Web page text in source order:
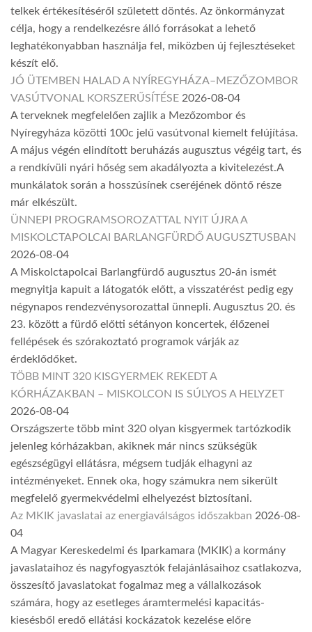
telkek értékesítéséről született döntés. Az önkormányzat
célja, hogy a rendelkezésre álló forrásokat a lehető
leghatékonyabban használja fel, miközben új fejlesztéseket
készít elő.
JÓ ÜTEMBEN HALAD A NYÍREGYHÁZA–MEZŐZOMBOR
VASÚTVONAL KORSZERŰSÍTÉSE 2026-08-04
A terveknek megfelelően zajlik a Mezőzombor és
Nyíregyháza közötti 100c jelű vasútvonal kiemelt felújítása.
A május végén elindított beruházás augusztus végéig tart, és
a rendkívüli nyári hőség sem akadályozta a kivitelezést.A
munkálatok során a hosszúsínek cseréjének döntő része
már elkészült.
ÜNNEPI PROGRAMSOROZATTAL NYIT ÚJRA A
MISKOLCTAPOLCAI BARLANGFÜRDŐ AUGUSZTUSBAN
2026-08-04
A Miskolctapolcai Barlangfürdő augusztus 20-án ismét
megnyitja kapuit a látogatók előtt, a visszatérést pedig egy
négynapos rendezvénysorozattal ünnepli. Augusztus 20. és
23. között a fürdő előtti sétányon koncertek, élőzenei
fellépések és szórakoztató programok várják az
érdeklődőket.
TÖBB MINT 320 KISGYERMEK REKEDT A
KÓRHÁZAKBAN – MISKOLCON IS SÚLYOS A HELYZET
2026-08-04
Országszerte több mint 320 olyan kisgyermek tartózkodik
jelenleg kórházakban, akiknek már nincs szükségük
egészségügyi ellátásra, mégsem tudják elhagyni az
intézményeket. Ennek oka, hogy számukra nem sikerült
megfelelő gyermekvédelmi elhelyezést biztosítani.
Az MKIK javaslatai az energiaválságos időszakban 2026-08-
04
A Magyar Kereskedelmi és Iparkamara (MKIK) a kormány
javaslataihoz és nagyfogyasztók felajánlásaihoz csatlakozva,
összesítő javaslatokat fogalmaz meg a vállalkozások
számára, hogy az esetleges áramtermelési kapacitás-
kiesésből eredő ellátási kockázatok kezelése előre